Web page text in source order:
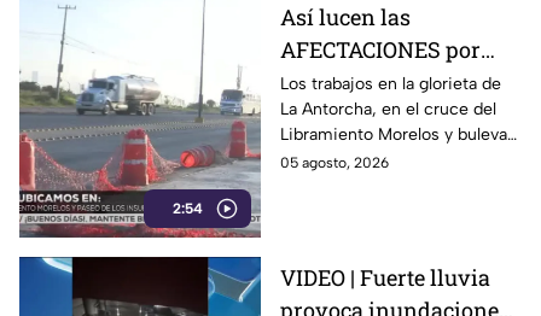
2:54
Así lucen las
AFECTACIONES por
obras sobre
Libramiento Morelos
de León: reabren
Insurgentes
Los trabajos en la glorieta de
La Antorcha, en el cruce del
Libramiento Morelos y bulevar
Insurgentes en León,
05 agosto, 2026
VIDEO | Fuerte lluvia
provoca inundaciones